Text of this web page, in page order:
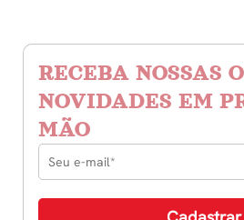
RECEBA NOSSAS
NOVIDADES EM
MÃO